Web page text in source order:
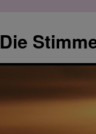
springen
Die